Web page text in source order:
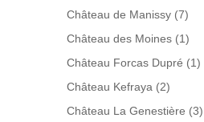
Château de Manissy (7)
Château des Moines (1)
Château Forcas Dupré (1)
Château Kefraya (2)
Château La Genestière (3)